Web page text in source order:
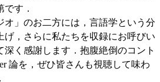
す．
」のお二方には，言語学という分
げ，さらに私たちを収録にお呼びい
深く感謝します．抱腹絶倒のコント
論を，ぜひ皆さんも視聴して味わ